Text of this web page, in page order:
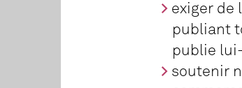
exiger de
publiant
publie
soutenir